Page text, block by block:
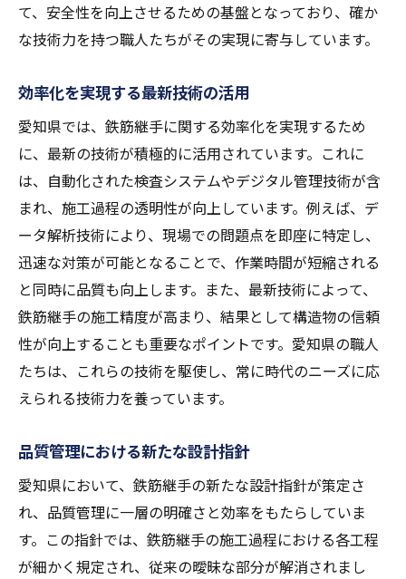
て、安全性を向上させるための基盤となっており、確か
な技術力を持つ職人たちがその実現に寄与しています。
効率化を実現する最新技術の活用
愛知県では、鉄筋継手に関する効率化を実現するため
に、最新の技術が積極的に活用されています。これに
は、自動化された検査システムやデジタル管理技術が含
まれ、施工過程の透明性が向上しています。例えば、デ
ータ解析技術により、現場での問題点を即座に特定し、
迅速な対策が可能となることで、作業時間が短縮される
と同時に品質も向上します。また、最新技術によって、
鉄筋継手の施工精度が高まり、結果として構造物の信頼
性が向上することも重要なポイントです。愛知県の職人
たちは、これらの技術を駆使し、常に時代のニーズに応
えられる技術力を養っています。
品質管理における新たな設計指針
愛知県において、鉄筋継手の新たな設計指針が策定さ
れ、品質管理に一層の明確さと効率をもたらしていま
す。この指針では、鉄筋継手の施工過程における各工程
が細かく規定され、従来の曖昧な部分が解消されまし